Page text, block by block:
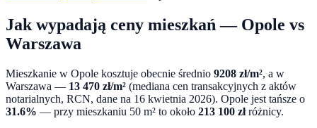
Jak wypadają ceny mieszkań — Opole vs
Warszawa
Mieszkanie w Opole kosztuje obecnie średnio 9208 zł/m², a w
Warszawa — 13 470 zł/m² (mediana cen transakcyjnych z aktów
notarialnych, RCN, dane na 16 kwietnia 2026). Opole jest tańsze o
31.6% — przy mieszkaniu 50 m² to około 213 100 złróżnicy.